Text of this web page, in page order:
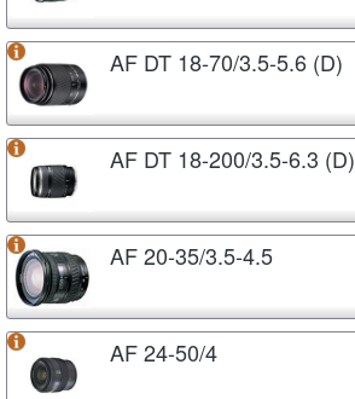
AF DT 18-70/3.5-5.6 (D)
AF DT 18-200/3.5-6.3 (D)
AF 20-35/3.5-4.5
AF 24-50/4